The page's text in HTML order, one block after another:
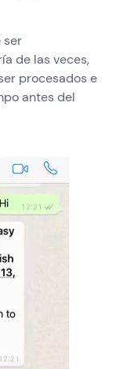
ser
de las veces,
procesados e
antes del